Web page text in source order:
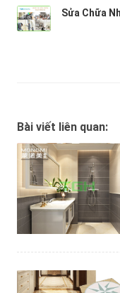
Sửa Chữa
Bài viết liên quan: